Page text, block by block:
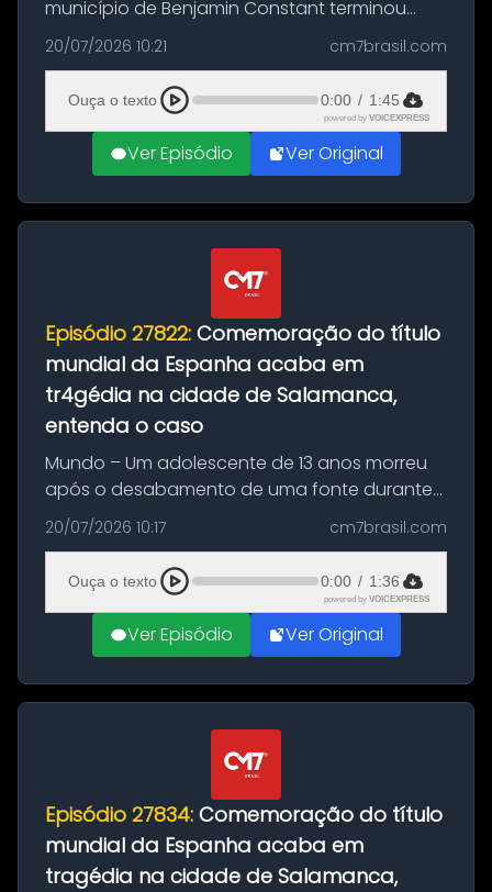
município de Benjamin Constant terminou
com a apreensão de aproximadamente 115
quilos de entorpecentes em uma
embarcação atracada no porto da cidade. O
materia...
20/07/2026 10:21 cm7brasil.com
Ouça o texto 0:00 / 1:45
powered by VOICEXPRESS
Ver Episódio Ver Original
Episódio 27822: Comemoração do título
mundial da Espanha acaba em
tr4gédia na cidade de Salamanca,
entenda o caso
Mundo – Um adolescente de 13 anos morreu
após o desabamento de uma fonte durante
as comemorações pelo título da Copa do
Mundo conquistado pela Espanha, em
Ciudad Rodrigo, na província de Salamanca,
no...
20/07/2026 10:17 cm7brasil.com
Ouça o texto 0:00 / 1:36
powered by VOICEXPRESS
Ver Episódio Ver Original
Episódio 27834: Comemoração do título
mundial da Espanha acaba em
tragédia na cidade de Salamanca,